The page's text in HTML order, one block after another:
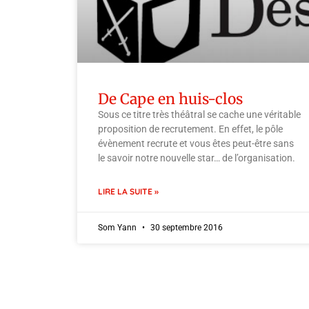
De Cape en huis-clos
Sous ce titre très théâtral se cache une véritable
proposition de recrutement. En effet, le pôle
évènement recrute et vous êtes peut-être sans
le savoir notre nouvelle star… de l’organisation.
LIRE LA SUITE »
Som Yann 30 septembre 2016